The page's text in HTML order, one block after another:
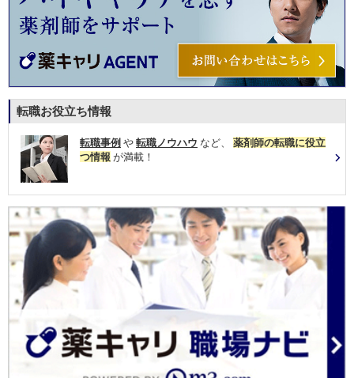
転職お役立ち情報
転職事例 や 転職ノウハウ など、 薬剤師の転職に役立
つ情報 が満載！